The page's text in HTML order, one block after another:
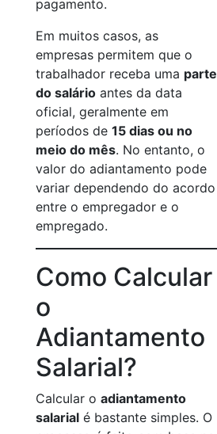
pagamento.
Em muitos casos, as
empresas permitem que o
trabalhador receba uma parte
do salário antes da data
oficial, geralmente em
períodos de 15 dias ou no
meio do mês. No entanto, o
valor do adiantamento pode
variar dependendo do acordo
entre o empregador e o
empregado.
Como Calcular
o
Adiantamento
Salarial?
Calcular o adiantamento
salarial é bastante simples. O